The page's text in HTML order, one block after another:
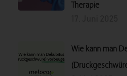
Therapie
Wie kann man